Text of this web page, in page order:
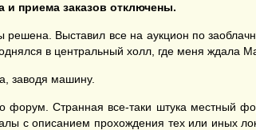
и приема заказов отключены.
Выставил все на аукцион по
в центральный холл, где меня ждала
заводя машину.
форум. Странная все-таки штука местный
с описанием прохождения тех или иных